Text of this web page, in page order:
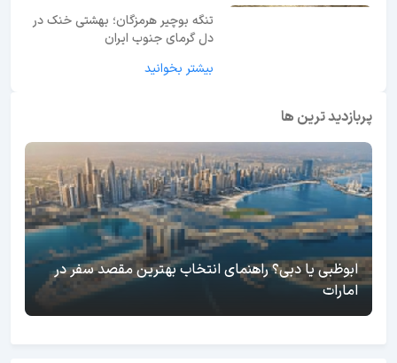
تنگه بوچیر هرمزگان؛ بهشتی خنک در
دل گرمای جنوب ایران
بیشتر بخوانید
پربازدید ترین ها
ابوظبی یا دبی؟ راهنمای انتخاب بهترین مقصد سفر در
امارات